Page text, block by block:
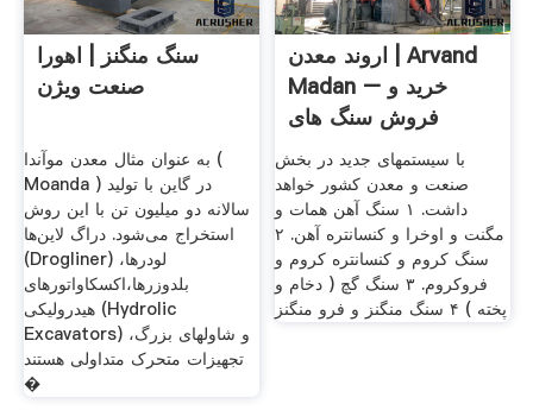
سنگ منگنز | اهورا
صنعت ویژن
به عنوان مثال معدن موآندا (
Moanda ) در گاین با تولید
سالانه دو میلیون تن با این روش
استخراج می‌شود. دراگ لاین‌ها
(Drogliner) لودرها،
بلدوزرها،‌اکسکاواتورهای
هیدرولیکی (Hydrolic
Excavators) و شاولهای بزرگ،
تجهیزات متحرک متداولی هستند
�
اروند معدن | Arvand
Madan – خرید و
فروش سنگ های
معدنی
با سیستمهای جدید در بخش
صنعت و معدن کشور خواهد
داشت. ۱ سنگ آهن همات و
مگنت و اوخرا و کنسانتره آهن. ۲
سنگ کروم و کنسانتره کروم و
فروکروم. ۳ سنگ گچ ( دخام و
پخته ) ۴ سنگ منگنز و فرو منگنز